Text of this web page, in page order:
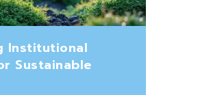
Institutional
Sustainable